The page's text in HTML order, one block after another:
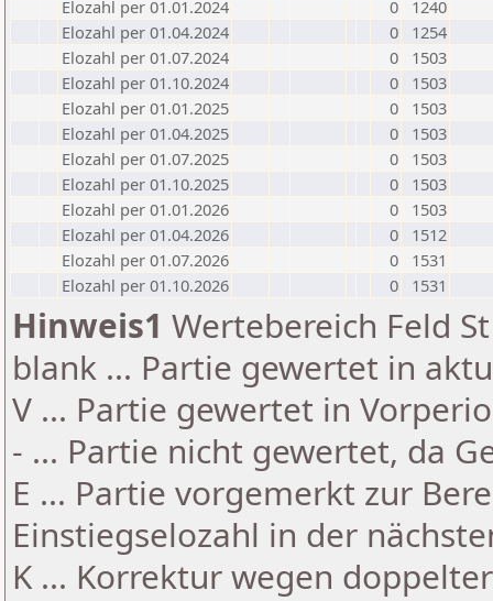
Elozahl per 01.01.2024
0
1240
Elozahl per 01.04.2024
0
1254
Elozahl per 01.07.2024
0
1503
Elozahl per 01.10.2024
0
1503
Elozahl per 01.01.2025
0
1503
Elozahl per 01.04.2025
0
1503
Elozahl per 01.07.2025
0
1503
Elozahl per 01.10.2025
0
1503
Elozahl per 01.01.2026
0
1503
Elozahl per 01.04.2026
0
1512
Elozahl per 01.07.2026
0
1531
Elozahl per 01.10.2026
0 1531
Hinweis1 Wertebereich Feld
blank ... Partie gewertet in
V ... Partie gewertet in
- ... Partie nicht gewertet, da
E ... Partie vorgemerkt zur
Einstiegselozahl in der
K ... Korrektur wegen